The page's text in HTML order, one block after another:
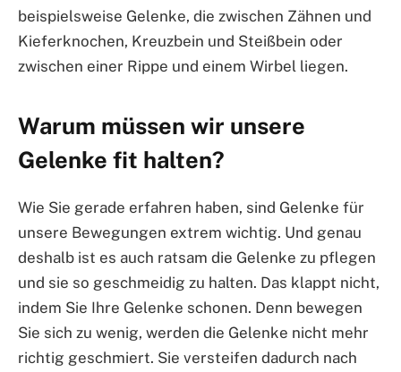
beispielsweise Gelenke, die zwischen Zähnen und
Kieferknochen, Kreuzbein und Steißbein oder
zwischen einer Rippe und einem Wirbel liegen.
Warum müssen wir unsere
Gelenke fit halten?
Wie Sie gerade erfahren haben, sind Gelenke für
unsere Bewegungen extrem wichtig. Und genau
deshalb ist es auch ratsam die Gelenke zu pflegen
und sie so geschmeidig zu halten. Das klappt nicht,
indem Sie Ihre Gelenke schonen. Denn bewegen
Sie sich zu wenig, werden die Gelenke nicht mehr
richtig geschmiert. Sie versteifen dadurch nach